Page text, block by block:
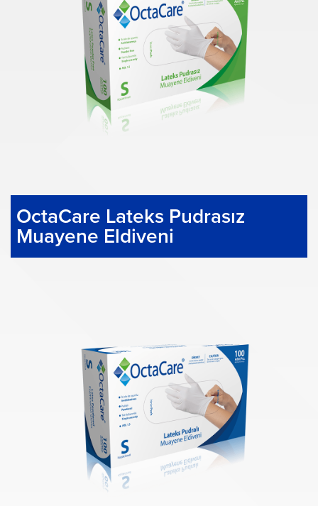
OctaCare Lateks Pudrasız
Muayene Eldiveni